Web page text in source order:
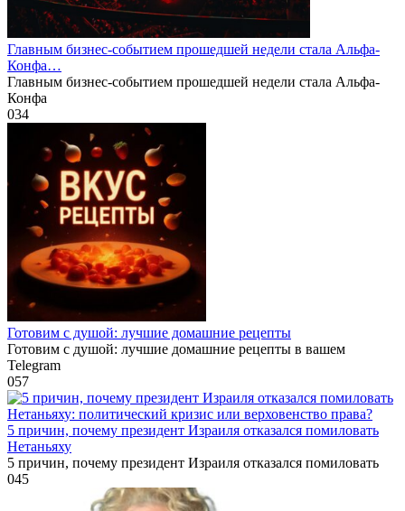
Главным бизнес-событием прошедшей недели стала Альфа-
Конфа…
Главным бизнес-событием прошедшей недели стала Альфа-
Конфа
034
Готовим с душой: лучшие домашние рецепты
Готовим с душой: лучшие домашние рецепты в вашем
Telegram
057
5 причин, почему президент Израиля отказался помиловать
Нетаньяху
5 причин, почему президент Израиля отказался помиловать
045